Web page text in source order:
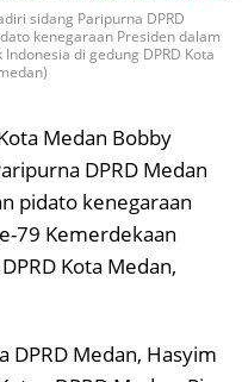
sidang Paripurna DPRD
kenegaraan Presiden dalam
di gedung DPRD Kota
Medan Bobby
DPRD Medan
pidato kenegaraan
79 Kemerdekaan
Kota Medan,
DPRD Medan, Hasyim